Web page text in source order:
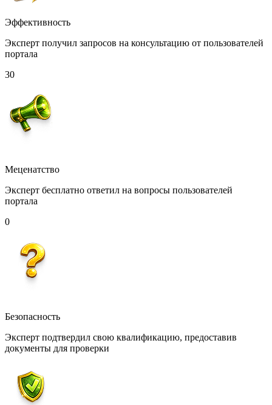
Эффективность
Эксперт получил запросов на консультацию от пользователей
портала
30
Меценатство
Эксперт бесплатно ответил на вопросы пользователей
портала
0
Безопасность
Эксперт подтвердил свою квалификацию, предоставив
документы для проверки